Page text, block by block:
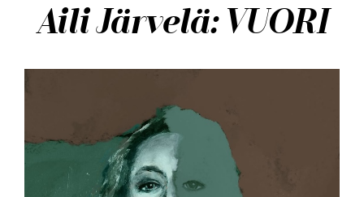
Konserter
Biljetter
Orkestern
Skivor
Aili Järvelä: VUORI